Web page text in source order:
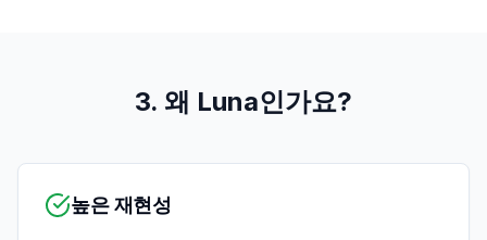
3. 왜 Luna인가요?
높은 재현성